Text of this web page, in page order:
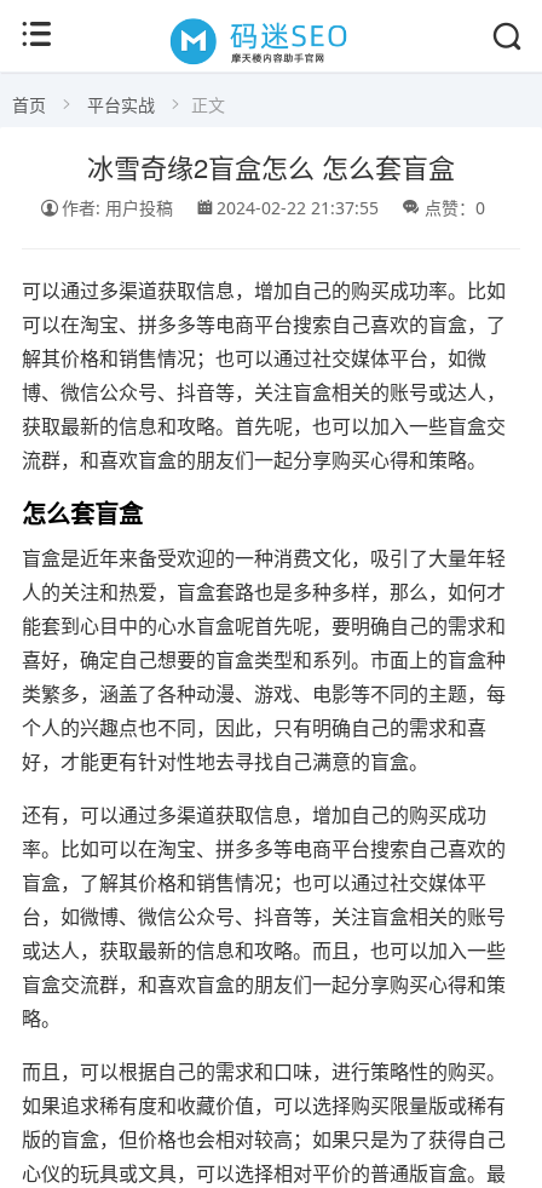
首页 平台实战 正文
冰雪奇缘2盲盒怎么 怎么套盲盒
作者: 用户投稿 2024-02-22 21:37:55 点赞：0
可以通过多渠道获取信息，增加自己的购买成功率。比如
可以在淘宝、拼多多等电商平台搜索自己喜欢的盲盒，了
解其价格和销售情况；也可以通过社交媒体平台，如微
博、微信公众号、抖音等，关注盲盒相关的账号或达人，
获取最新的信息和攻略。首先呢，也可以加入一些盲盒交
流群，和喜欢盲盒的朋友们一起分享购买心得和策略。
怎么套盲盒
盲盒是近年来备受欢迎的一种消费文化，吸引了大量年轻
人的关注和热爱，盲盒套路也是多种多样，那么，如何才
能套到心目中的心水盲盒呢首先呢，要明确自己的需求和
喜好，确定自己想要的盲盒类型和系列。市面上的盲盒种
类繁多，涵盖了各种动漫、游戏、电影等不同的主题，每
个人的兴趣点也不同，因此，只有明确自己的需求和喜
好，才能更有针对性地去寻找自己满意的盲盒。
还有，可以通过多渠道获取信息，增加自己的购买成功
率。比如可以在淘宝、拼多多等电商平台搜索自己喜欢的
盲盒，了解其价格和销售情况；也可以通过社交媒体平
台，如微博、微信公众号、抖音等，关注盲盒相关的账号
或达人，获取最新的信息和攻略。而且，也可以加入一些
盲盒交流群，和喜欢盲盒的朋友们一起分享购买心得和策
略。
而且，可以根据自己的需求和口味，进行策略性的购买。
如果追求稀有度和收藏价值，可以选择购买限量版或稀有
版的盲盒，但价格也会相对较高；如果只是为了获得自己
心仪的玩具或文具，可以选择相对平价的普通版盲盒。最